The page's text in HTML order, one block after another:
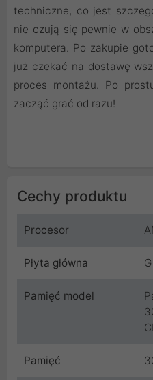
techniczne, co jest
nie czują się pewnie w
komputera. Po zakupie
już czekać na dostawę
proces montażu. Po
zacząć grać od razu!
Cechy produktu
Procesor
Płyta główna
Pamięć model
Pamięć